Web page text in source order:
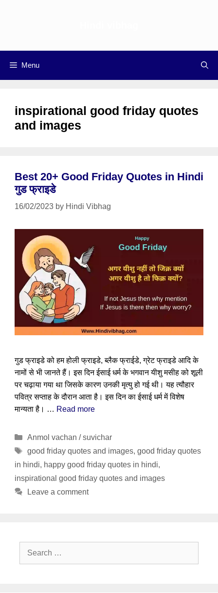
Menu
inspirational good friday quotes
and images
Best 20+ Good Friday Quotes in Hindi
गुड फ्राइडे
16/02/2023 by Hindi Vibhag
गुड फ्राइडे को हम होली फ्राइडे, ब्लैक फ्राईडे, ग्रेट फ्राइडे आदि के
नामों से भी जानते हैं। इस दिन ईसाई धर्म के भगवान यीशु मसीह को शूली
पर चढ़ाया गया था जिसके कारण उनकी मृत्यु हो गई थी। यह त्यौहार
पवित्र सप्ताह के दौरान आता है। इस दिन का ईसाई धर्म में विशेष
मान्यता है। … Read more
Categories
Anmol vachan / suvichar
Tags
good friday quotes and images, good friday quotes
in hindi, happy good friday quotes in hindi,
inspirational good friday quotes and images
Leave a comment
Search